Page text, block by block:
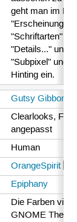
geht man im
"Schriftarten"
"Details..." und
"Subpixel" und
Hinting ein.
Gutsy Gibbon
Clearlooks,
angepasst
Human
OrangeSpirit
Epiphany
Die Farben
GNOME